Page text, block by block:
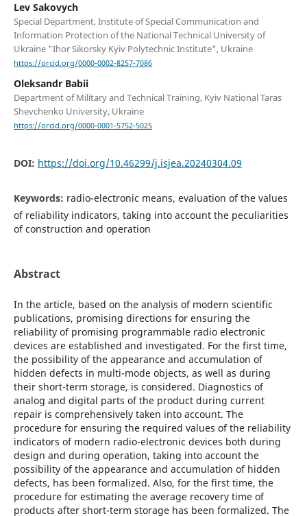
Lev Sakovych
Special Department, Institute of Special Communication and
Information Protection of the National Technical University of
Ukraine "Ihor Sikorsky Kyiv Polytechnic Institute", Ukraine
https://orcid.org/0000-0002-8257-7086
Oleksandr Babii
Department of Military and Technical Training, Kyiv National Taras
Shevchenko University, Ukraine
https://orcid.org/0000-0001-5752-5025
DOI: https://doi.org/10.46299/j.isjea.20240304.09
Keywords: radio-electronic means, evaluation of the values
of reliability indicators, taking into account the peculiarities
of construction and operation
Abstract
In the article, based on the analysis of modern scientific
publications, promising directions for ensuring the
reliability of promising programmable radio electronic
devices are established and investigated. For the first time,
the possibility of the appearance and accumulation of
hidden defects in multi-mode objects, as well as during
their short-term storage, is considered. Diagnostics of
analog and digital parts of the product during current
repair is comprehensively taken into account. The
procedure for ensuring the required values of the reliability
indicators of modern radio-electronic devices both during
design and during operation, taking into account the
possibility of the appearance and accumulation of hidden
defects, has been formalized. Also, for the first time, the
procedure for estimating the average recovery time of
products after short-term storage has been formalized. The